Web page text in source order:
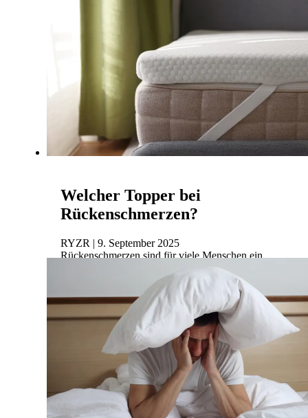
Welcher Topper bei
Rückenschmerzen?
RYZR | 9. September 2025
Rückenschmerzen sind für viele Menschen ein
aus dem Jahr 2025 leidet knapp ein Drittel der
Mehr lesen